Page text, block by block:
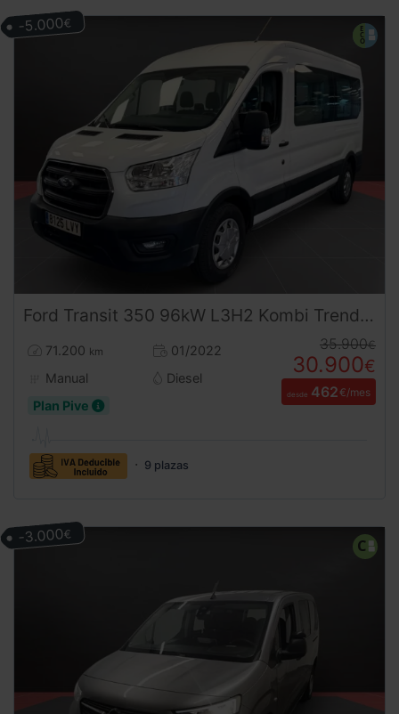
Ford Transit 350 96kW L3H2 Kombi Trend MHEV
71.200 km
01/2022
Manual
Diesel
Plan Pive
35.900€
30.900€
desde 462€/mes
9 plazas
-5.000€
-3.000€